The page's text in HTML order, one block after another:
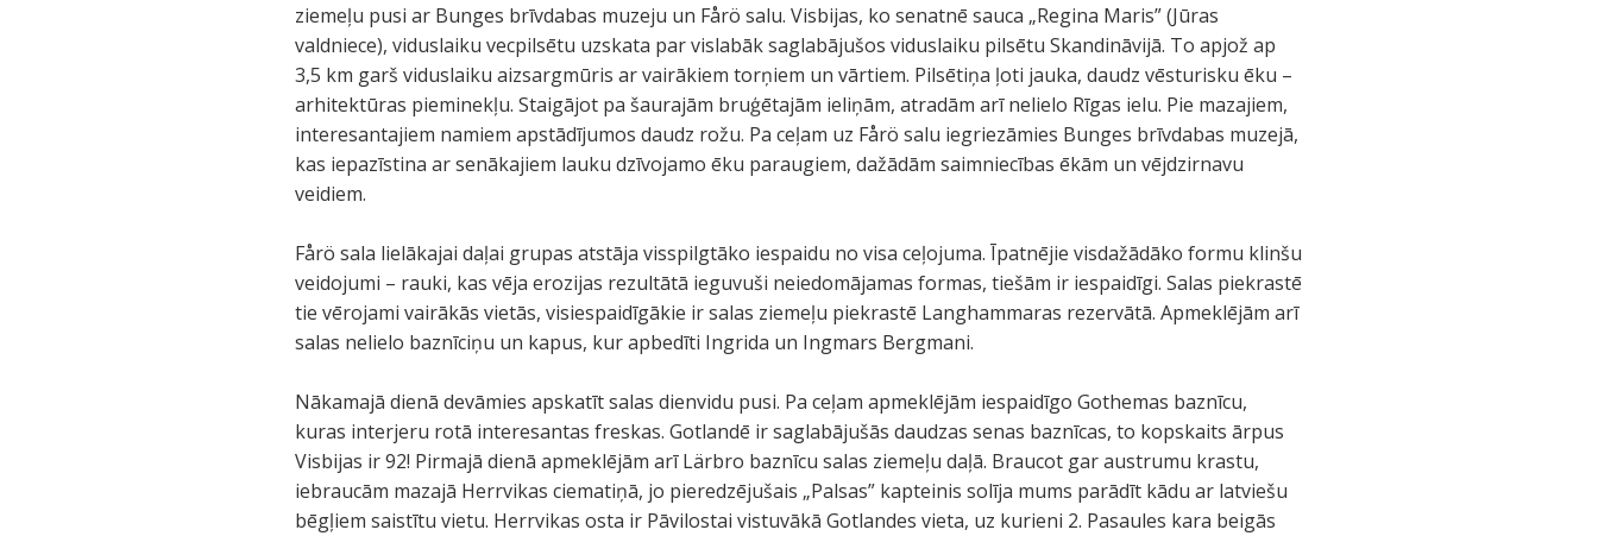
ziemeļu pusi ar Bunges brīvdabas muzeju un Fårö salu. Visbijas, ko senatnē sauca „Regina Maris” (Jūras
valdniece), viduslaiku vecpilsētu uzskata par vislabāk saglabājušos viduslaiku pilsētu Skandināvijā. To apjož ap
3,5 km garš viduslaiku aizsargmūris ar vairākiem torņiem un vārtiem. Pilsētiņa ļoti jauka, daudz vēsturisku ēku –
arhitektūras pieminekļu. Staigājot pa šaurajām bruģētajām ieliņām, atradām arī nelielo Rīgas ielu. Pie mazajiem,
interesantajiem namiem apstādījumos daudz rožu. Pa ceļam uz Fårö salu iegriezāmies Bunges brīvdabas muzejā,
kas iepazīstina ar senākajiem lauku dzīvojamo ēku paraugiem, dažādām saimniecības ēkām un vējdzirnavu
veidiem.
Fårö sala lielākajai daļai grupas atstāja visspilgtāko iespaidu no visa ceļojuma. Īpatnējie visdažādāko formu klinšu
veidojumi – rauki, kas vēja erozijas rezultātā ieguvuši neiedomājamas formas, tiešām ir iespaidīgi. Salas piekrastē
tie vērojami vairākās vietās, visiespaidīgākie ir salas ziemeļu piekrastē Langhammaras rezervātā. Apmeklējām arī
salas nelielo baznīciņu un kapus, kur apbedīti Ingrida un Ingmars Bergmani.
Nākamajā dienā devāmies apskatīt salas dienvidu pusi. Pa ceļam apmeklējām iespaidīgo Gothemas baznīcu,
kuras interjeru rotā interesantas freskas. Gotlandē ir saglabājušās daudzas senas baznīcas, to kopskaits ārpus
Visbijas ir 92! Pirmajā dienā apmeklējām arī Lärbro baznīcu salas ziemeļu daļā. Braucot gar austrumu krastu,
iebraucām mazajā Herrvikas ciematiņā, jo pieredzējušais „Palsas” kapteinis solīja mums parādīt kādu ar latviešu
bēgļiem saistītu vietu. Herrvikas osta ir Pāvilostai vistuvākā Gotlandes vieta, uz kurieni 2. Pasaules kara beigās